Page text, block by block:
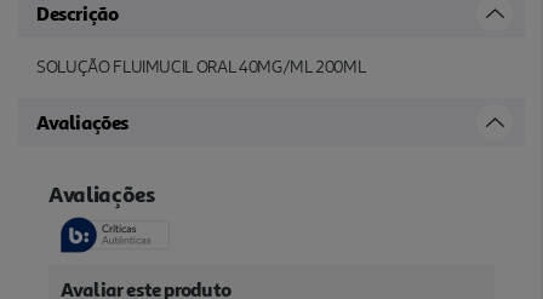
Descrição
SOLUÇÃO FLUIMUCIL ORAL 40MG/ML 200ML
Avaliações